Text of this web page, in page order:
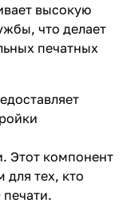
высокую
что делает
печатных
Этот компонент
тех, кто
печати.